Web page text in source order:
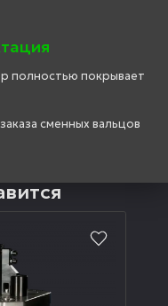
полностью покрывает
сменных вальцов